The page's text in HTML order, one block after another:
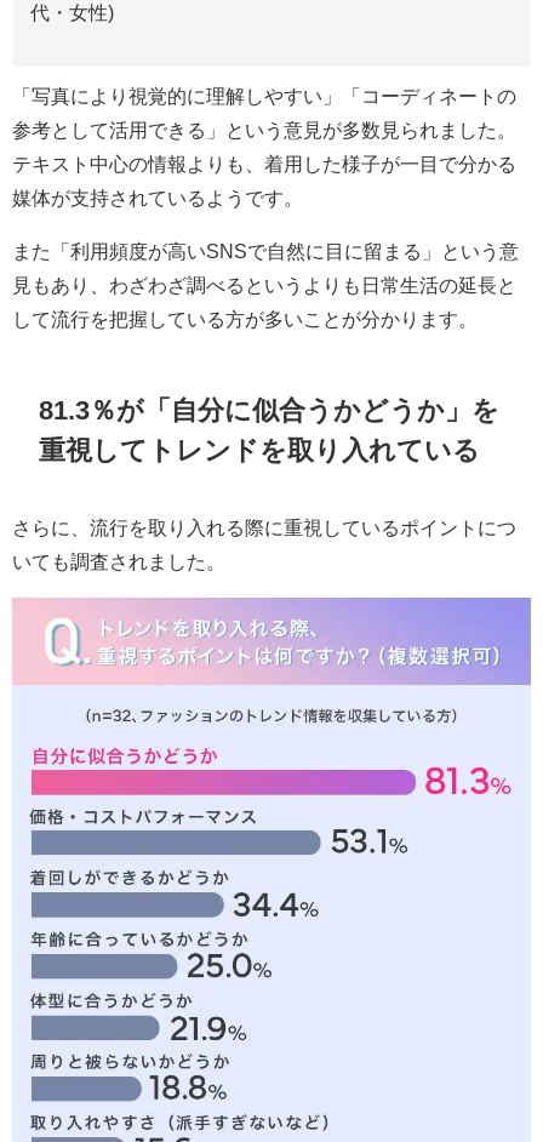
代・女性)
「写真により視覚的に理解しやすい」「コーディネートの
参考として活用できる」という意見が多数見られました。
テキスト中心の情報よりも、着用した様子が一目で分かる
媒体が支持されているようです。
また「利用頻度が高いSNSで自然に目に留まる」という意
見もあり、わざわざ調べるというよりも日常生活の延長と
して流行を把握している方が多いことが分かります。
81.3％が「自分に似合うかどうか」を
重視してトレンドを取り入れている
さらに、流行を取り入れる際に重視しているポイントにつ
いても調査されました。